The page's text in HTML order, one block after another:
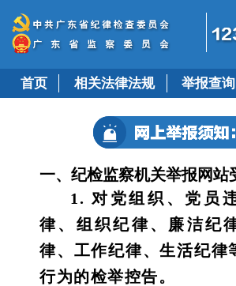
首页 相关法律法规 举报查询
一、纪检监察机关举报网站
1. 对党组织、党员
律、组织纪律、廉洁纪
律、工作纪律、生活纪律
行为的检举控告。